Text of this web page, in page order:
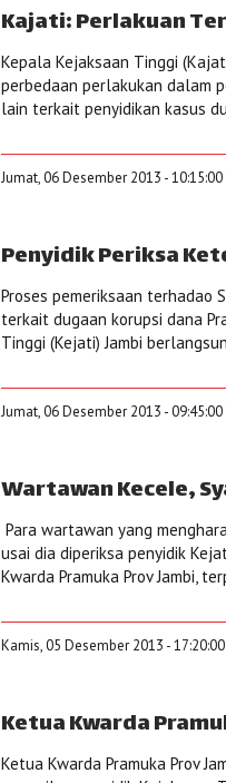
Kajati: Perlakuan
Kepala Kejaksaan Tinggi
perbedaan perlakukan dalam
lain terkait penyidikan kasus
Jumat, 06 Desember 2013 - 10:15:00
Penyidik Periksa
Proses pemeriksaan terhadao
terkait dugaan korupsi dana
Tinggi (Kejati) Jambi
Jumat, 06 Desember 2013 - 09:45:00
Wartawan Kecele,
Para wartawan yang
usai dia diperiksa penyidik
Kwarda Pramuka Prov Jambi,
Kamis, 05 Desember 2013 -
Ketua Kwarda
Ketua Kwarda Pramuka Prov